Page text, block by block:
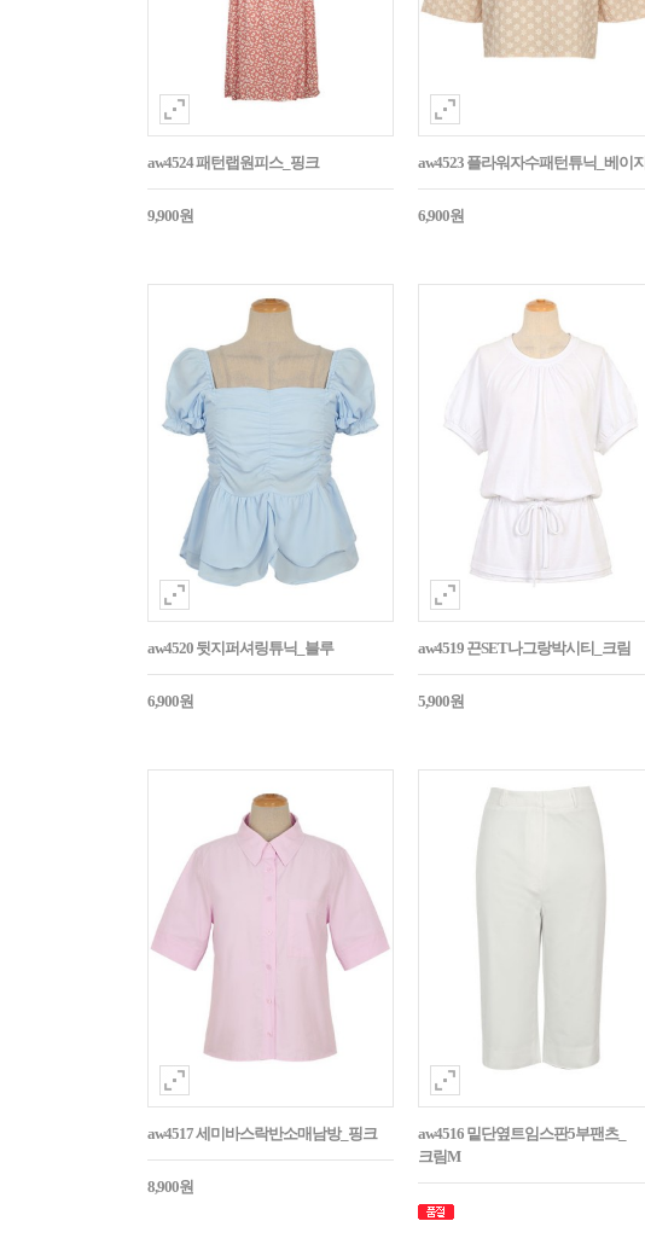
aw4524 패턴랩원피스_핑크
9,900원
aw4523 플라워자수패턴튜닉_베이지
6,900원
aw4520 뒷지퍼셔링튜닉_블루
6,900원
aw4519 끈SET나그랑박시티_크림
5,900원
aw4517 세미바스락반소매남방_핑크
8,900원
aw4516 밑단옆트임스판5부팬츠_
크림M